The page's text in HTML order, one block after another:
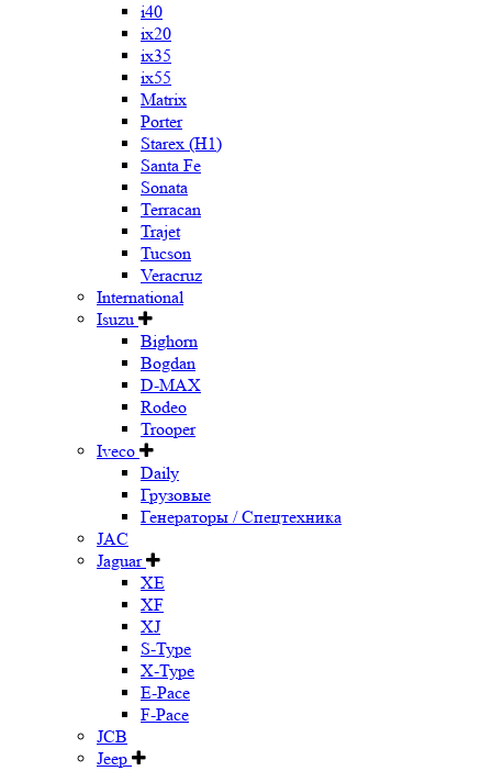
i40
ix20
ix35
ix55
Matrix
Porter
Starex (H1)
Santa Fe
Sonata
Terracan
Trajet
Tucson
Veracruz
International
Isuzu
Bighorn
Bogdan
D-MAX
Rodeo
Trooper
Iveco
Daily
Грузовые
Генераторы / Спецтехника
JAC
Jaguar
XE
XF
XJ
S-Type
X-Type
E-Pace
F-Pace
JCB
Jeep